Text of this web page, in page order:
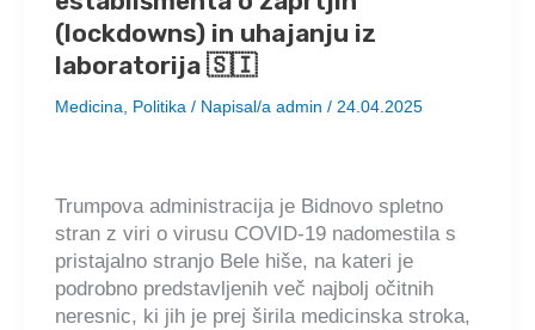
zaustavitvi
Pfizerjevih
inekcij
🇸🇮
(lockdowns) in uhajanju iz
laboratorija 🇸🇮
Medicina Politika / Napisal/a admin / 24.04.2025
Trumpova administracija je Bidnovo spletno
stran z viri o virusu COVID-19 nadomestila s
pristajalno stranjo Bele hiše, na kateri je
podrobno predstavljenih več najbolj očitnih
neresnic, ki jih je prej širila medicinska stroka,